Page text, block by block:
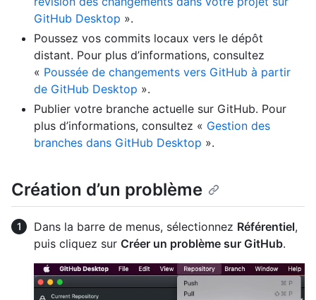
GitHub Desktop ».
Poussez vos commits locaux vers le dépôt
distant. Pour plus d’informations, consultez
« Poussée de changements vers GitHub à partir
de GitHub Desktop ».
Publier votre branche actuelle sur GitHub. Pour
plus d’informations, consultez « Gestion des
branches dans GitHub Desktop ».
Création d’un problème
Dans la barre de menus, sélectionnez Référentiel,
puis cliquez sur Créer un problème sur GitHub.